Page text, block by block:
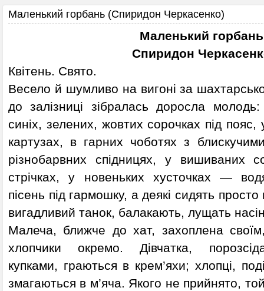
Маленький горбань (Спиридон Черкасенко)
Маленький горбань
Спиридон
Квітень. Свято.
Весело й шумливо на вигоні за
до залізниці зібралась доросла
синіх, зелених, жовтих сорочках під пояс,
картузах, в гарних чоботях з
різнобарвних спідницях, у вишиваних
стрічках, у новеньких хусточках —
пісень під гармошку, а деякі сидять
вигадливий танок, балакають, лущать
Малеча, ближче до хат, захоплена
хлопчики окремо. Дівчатка,
купками, граються в крем’яхи; хлопці,
змагаються в м’яча. Якого не прийнято,